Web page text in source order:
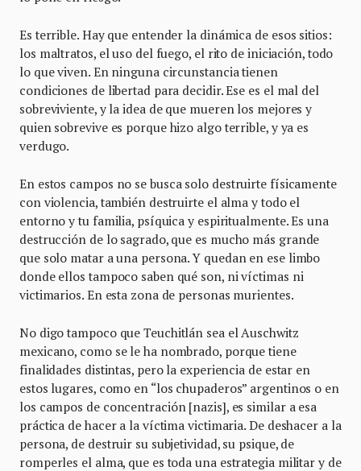
Es terrible. Hay que entender la dinámica de esos sitios:
los maltratos, el uso del fuego, el rito de iniciación, todo
lo que viven. En ninguna circunstancia tienen
condiciones de libertad para decidir. Ese es el mal del
sobreviviente, y la idea de que mueren los mejores y
quien sobrevive es porque hizo algo terrible, y ya es
verdugo.
En estos campos no se busca solo destruirte físicamente
con violencia, también destruirte el alma y todo el
entorno y tu familia, psíquica y espiritualmente. Es una
destrucción de lo sagrado, que es mucho más grande
que solo matar a una persona. Y quedan en ese limbo
donde ellos tampoco saben qué son, ni víctimas ni
victimarios. En esta zona de personas murientes.
No digo tampoco que Teuchitlán sea el Auschwitz
mexicano, como se le ha nombrado, porque tiene
finalidades distintas, pero la experiencia de estar en
estos lugares, como en “los chupaderos” argentinos o en
los campos de concentración [nazis], es similar a esa
práctica de hacer a la víctima victimaria. De deshacer a la
persona, de destruir su subjetividad, su psique, de
romperles el alma, que es toda una estrategia militar y de